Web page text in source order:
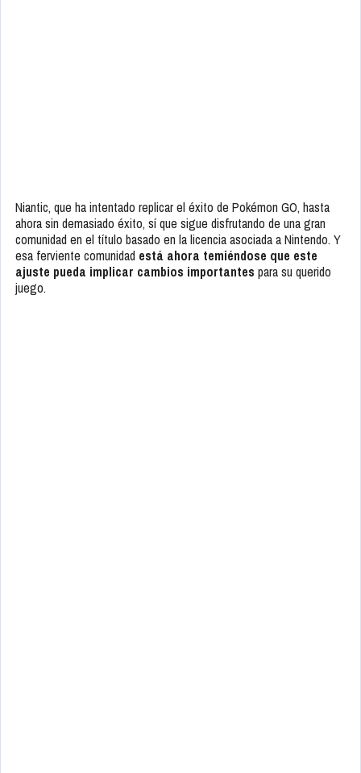
Niantic, que ha intentado replicar el éxito de Pokémon GO, hasta
ahora sin demasiado éxito, sí que sigue disfrutando de una gran
comunidad en el título basado en la licencia asociada a Nintendo. Y
esa ferviente comunidad está ahora temiéndose que este
ajuste pueda implicar cambios importantes para su querido
juego.